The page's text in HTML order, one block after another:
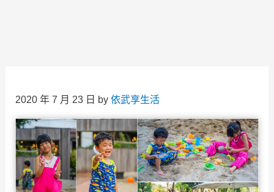
2020 年 7 月 23 日 by 依武享生活